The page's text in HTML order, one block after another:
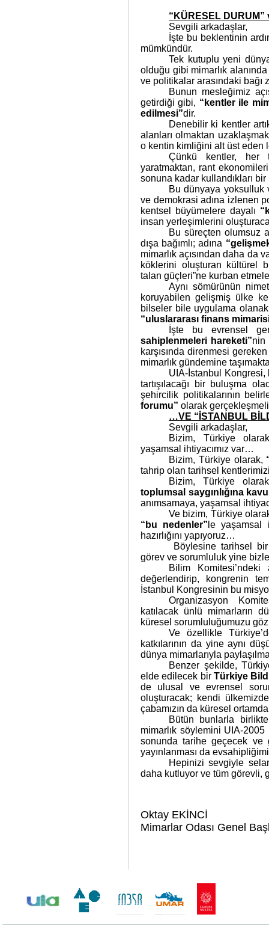
“KÜRESEL DURUM”
Sevgili arkadaşlar,
İşte bu beklentinin
mümkündür.
Tek kutuplu yeni
olduğu gibi mimarlık
ve politikalar arasındaki bağı
Bunun mesleğimiz
getirdiği gibi, “kentler ile
edilmesi”dir.
Denebilir ki kentler
alanları olmaktan
o kentin kimliğini alt üst eden
Çünkü kentler, her
yaratmaktan, rant
sonuna kadar kullandıkları bir
Bu dünyaya
ve demokrasi adına izlenen
kentsel büyümelere dayalı
insan yerleşimlerini
Bu süreçten olumsuz
dışa bağımlı; adına
mimarlık açısından daha da
köklerini oluşturan kültürel
talan güçleri”ne kurban
Aynı sömürünün
koruyabilen gelişmiş ülke
bilseler bile uygulama
“uluslararası finans
İşte bu evrensel
sahiplenmeleri hareketi”nin
karşısında direnmesi
mimarlık gündemine
UIA-İstanbul
tartışılacağı bir buluşma
şehircilik politikalarının
forumu” olarak
…VE “İSTANBUL
Sevgili arkadaşlar,
Bizim, Türkiye
yaşamsal ihtiyacımız var…
Bizim, Türkiye olarak,
tahrip olan tarihsel
Bizim, Türkiye
toplumsal saygınlığına
anımsamaya, yaşamsal
Ve bizim, Türkiye
“bu nedenler” le yaşamsal
hazırlığını yapıyoruz…
Böylesine tarihsel
görev ve sorumluluk yine
Bilim Komitesi’ndeki
değerlendirip, kongrenin
İstanbul Kongresinin bu
Organizasyon
katılacak ünlü mimarların
küresel sorumluluğumuzu
Ve özellikle
katkılarının da yine aynı
dünya mimarlarıyla
Benzer şekilde,
elde edilecek bir Türkiye
de ulusal ve evrensel
oluşturacak; kendi
çabamızın da küresel
Bütün bunlarla
mimarlık söylemini UIA-2005
sonunda tarihe geçecek
yayınlanması da
Hepinizi sevgiyle
daha kutluyor ve tüm görevli,
Oktay EKİNCİ
Mimarlar Odası Genel